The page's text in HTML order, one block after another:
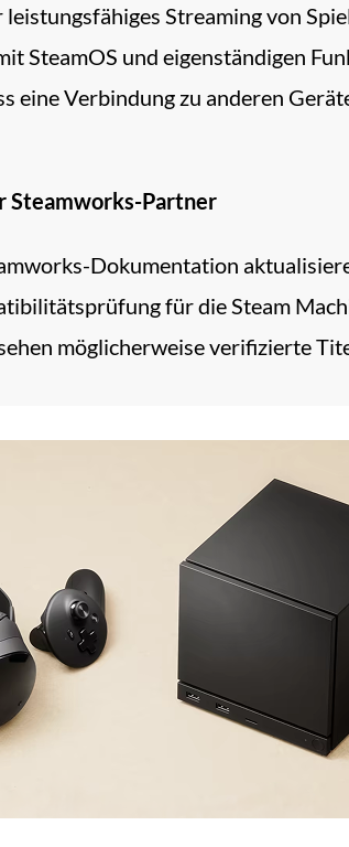
Streaming von
SteamOS und eigenständigen
eine Verbindung zu anderen
Steamworks-Partner
Dokumentation
für die Steam
möglicherweise verifizierte